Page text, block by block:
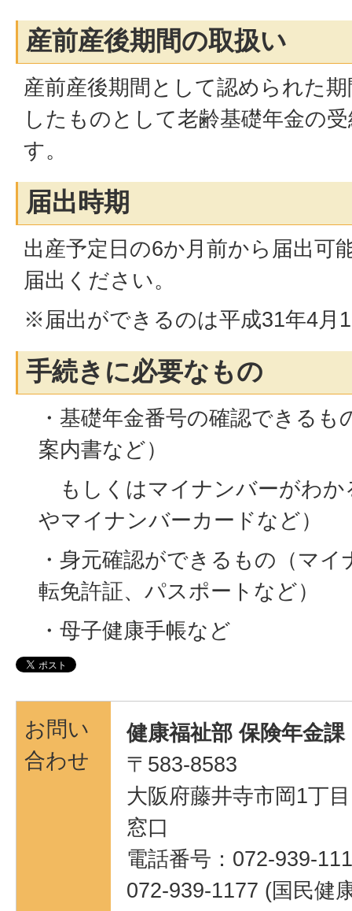
産前産後期間の取扱い
産前産後期間として認められた
したものとして老齢基礎年金の
す。
届出時期
出産予定日の6か月前から届出可
届出ください。
※届出ができるのは平成31年4月
手続きに必要なもの
・基礎年金番号の確認できるも
案内書など）
もしくはマイナンバーがわか
やマイナンバーカードなど）
・身元確認ができるもの（マ
転免許証、パスポートなど）
・母子健康手帳など
お問い
合わせ
健康福祉部 保険年金課
〒583-8583
大阪府藤井寺市岡1丁
窓口
電話番号：072-939-
072-939-1177 (国民健